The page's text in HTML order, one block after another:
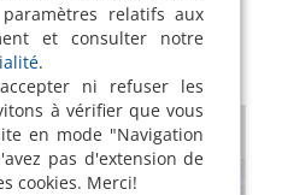
relatifs aux
et consulter notre
.
ni refuser les
à vérifier que vous
en mode "Navigation
pas d'extension de
cookies. Merci!